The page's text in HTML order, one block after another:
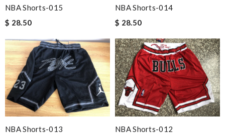
NBA Shorts-015
$ 28.50
NBA Shorts-014
$ 28.50
NBA Shorts-013
NBA Shorts-012